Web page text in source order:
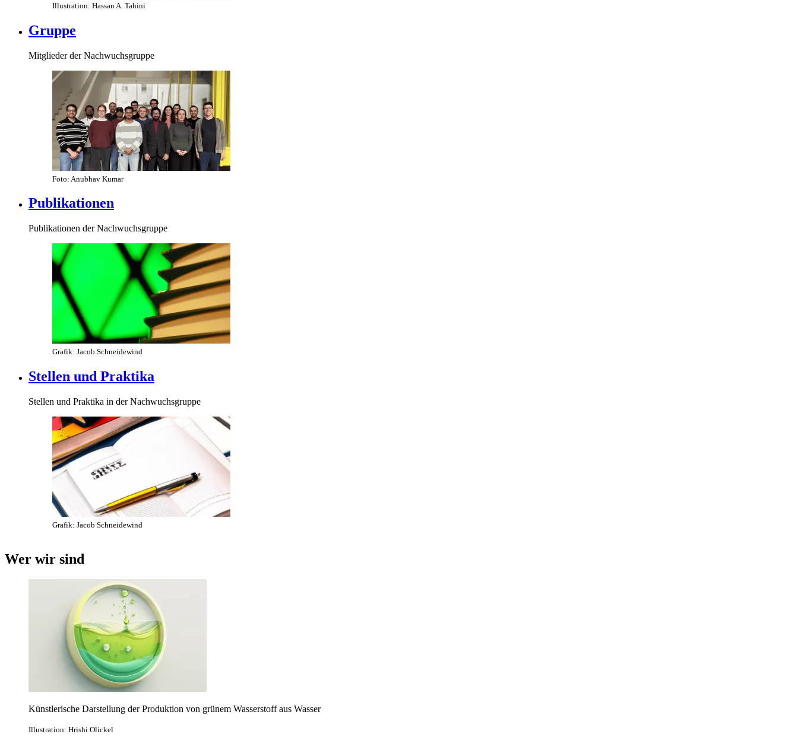
Illustration: Hassan A. Tahini
Gruppe
Mitglieder der Nachwuchsgruppe
Foto: Anubhav Kumar
Publikationen
Publikationen der Nachwuchsgruppe
Grafik: Jacob Schneidewind
Stellen und Praktika
Stellen und Praktika in der Nachwuchsgruppe
Grafik: Jacob Schneidewind
Wer wir sind
Künstlerische Darstellung der Produktion von grünem Wasserstoff aus Wasser
Illustration: Hrishi Olickel